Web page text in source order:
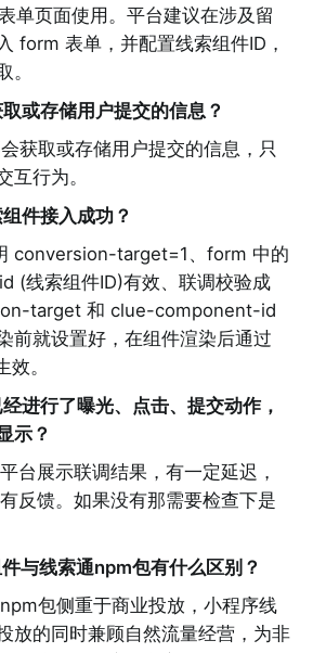
单页面使用。平台建议在涉及留
form 表单，并配置线索组件ID，
。
或存储用户提交的信息？
获取或存储用户提交的信息，只
互行为。
件接入成功？
conversion-target=1、form 中的
(线索组件ID)有效、联调校验成
target 和 clue-component-id
前就设置好，在组件渲染后通过
。
进行了曝光、点击、提交动作，
示？
台展示联调结果，有一定延迟，
反馈。如果没有那需要检查下是
与线索通npm包有什么区别？
包侧重于商业投放，小程序线
放的同时兼顾自然流量经营，为非